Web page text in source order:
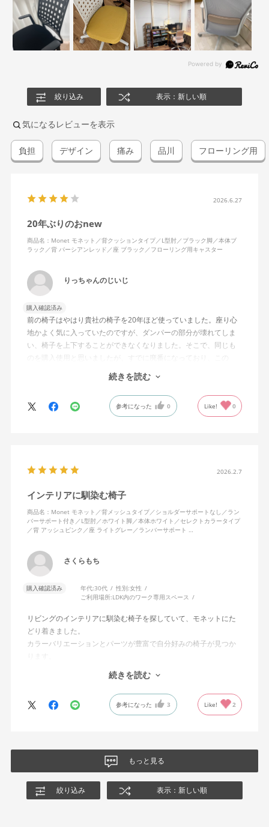
絞り込み 表示：新しい順
気になるレビューを表示
負担 デザイン 痛み 品川 フローリング用
2026.6.27
20年ぶりのおnew
商品名：Monet モネット／背クッションタイプ／L型肘／ブラック脚／本体ブ
ラック／背 パーシアンレッド／座 ブラック／フローリング用キャスター
りっちゃんのじいじ
購入確認済み
前の椅子はやはり貴社の椅子を20年ほど使っていました。座り心
地かよく気に入っていたのですが、ダンパーの部分が壊れてしま
い、椅子を上下することができなくなりました。そこで、同じも
のを購入使用と思いましたが、すでに廃番になっており、この
MonEtを購入しました。やや固めの椅子ですが、使っているうち
になじんでくるのではと思っています。フローリング床で使って
いますが、ややキャスターがよく動きすぎるのが難点でしょう
か。
続きを読む
参考になった 0 Like! 0
2026.2.7
インテリアに馴染む椅子
商品名：Monet モネット／背メッシュタイプ／ショルダーサポートなし／ラン
バーサポート付き／L型肘／ホワイト脚／本体ホワイト／セレクトカラータイプ
／背 アッシュピンク／座 ライトグレー／ランバーサポート …
さくらもち
購入確認済み 年代:30代 性別:女性
ご利用場所:LDK内のワーク専用スペース
リビングのインテリアに馴染む椅子を探していて、モネットにた
どり着きました。
カラーバリエーションとパーツが豊富で自分好みの椅子が見つか
オフィスチェアにしては比較的コンパクトで家に置くのに最適で
した、座り心地も良く大変気に入っています。
今回どうしても欲しい色の組み合わせがあったので固定肘の物を
購入しましたが、欲を言えば稼働肘バージョンもバイカラーなど
続きを読む
参考になった 3 Like! 2
もっと見る
絞り込み 表示：新しい順